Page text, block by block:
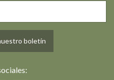
boletín